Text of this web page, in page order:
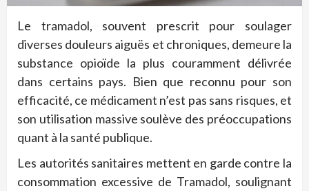
Le tramadol, souvent prescrit pour soulager
diverses douleurs aiguës et chroniques, demeure la
substance opioïde la plus couramment délivrée
dans certains pays. Bien que reconnu pour son
efficacité, ce médicament n’est pas sans risques, et
son utilisation massive soulève des préoccupations
quant à la santé publique.
Les autorités sanitaires mettent en garde contre la
consommation excessive de Tramadol, soulignant